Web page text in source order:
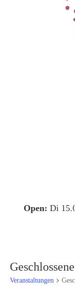
Open: Di
Veranstaltungen